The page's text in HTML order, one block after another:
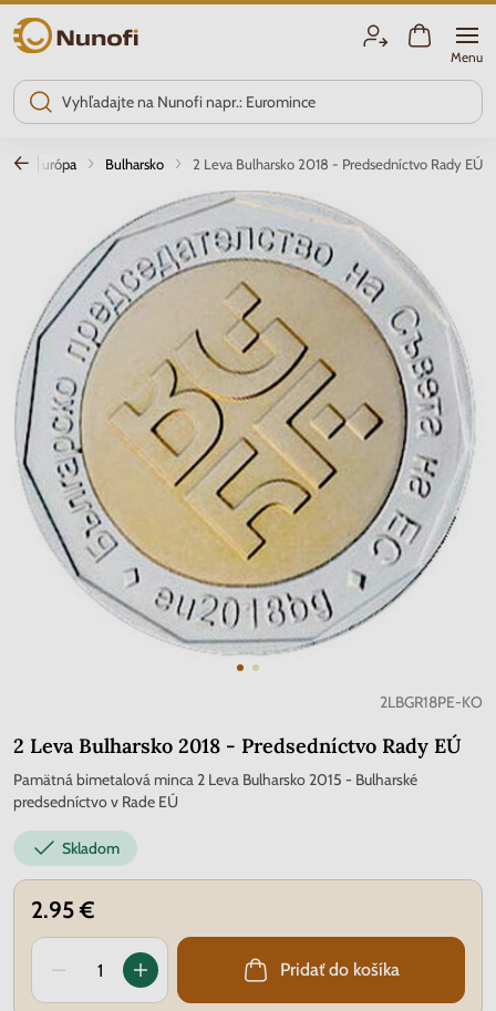
Nunofi.sk
Menu
Európa Bulharsko 2 Leva Bulharsko 2018 - Predsedníctvo Rady EÚ
2LBGR18PE-KO
2 Leva Bulharsko 2018 - Predsedníctvo Rady EÚ
Pamätná bimetalová minca 2 Leva Bulharsko 2015 - Bulharské
predsedníctvo v Rade EÚ
Skladom
2.95 €
Pridať do košíka